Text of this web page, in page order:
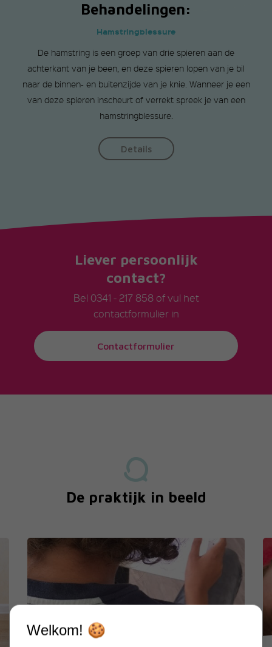
Behandelingen:
Hamstringblessure
De hamstring is een groep van drie spieren aan de
achterkant van je been, en deze spieren lopen van je bil
naar de binnen- en buitenzijde van je knie. Wanneer je een
van deze spieren inscheurt of verrekt spreek je van een
hamstringblessure.
Details
Liever persoonlijk
contact?
Bel 0341 - 217 858of vul het
contactformulier in
Contactformulier
De praktijk in beeld
Welkom! 🍪